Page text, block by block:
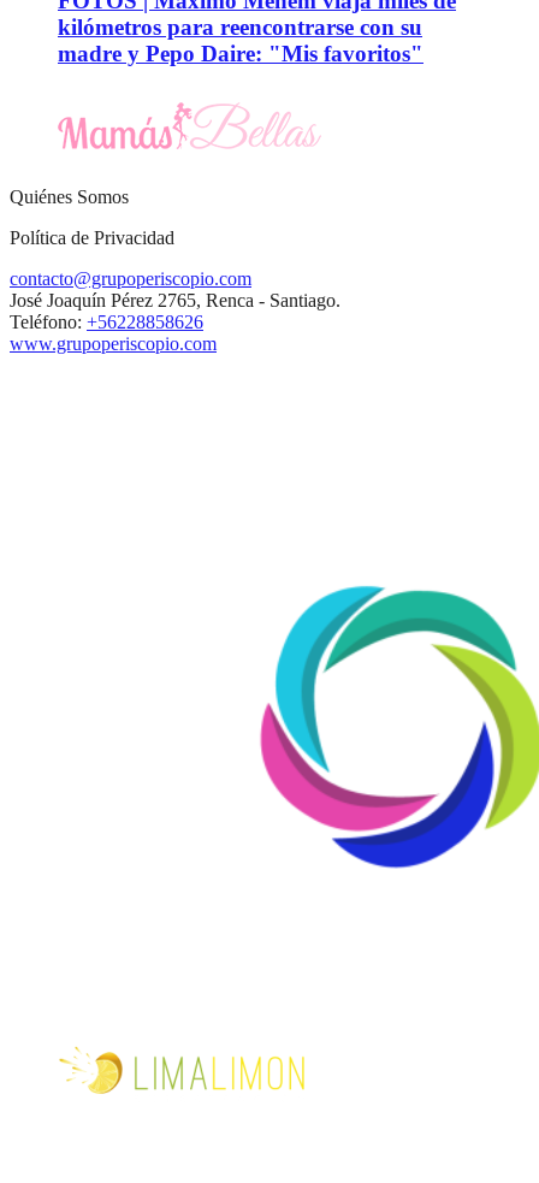
kilómetros para reencontrarse con su
madre y Pepo Daire: "Mis favoritos"
Quiénes Somos
Política de Privacidad
contacto@grupoperiscopio.com
José Joaquín Pérez 2765, Renca - Santiago.
Teléfono: +56228858626
www.grupoperiscopio.com